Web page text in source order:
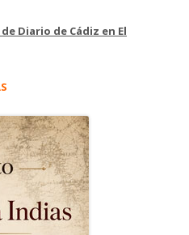
Diario de Cádiz en El